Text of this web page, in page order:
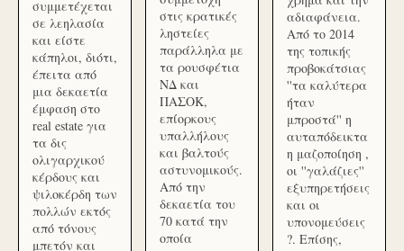
συμμετέχεται
σε λεηλασία
και είστε
κάπηλοι, διότι,
έπειτα από
μια δεκαετία
έμφαση στο
real estate για
τα δις
ολιγαρχικού
κέρδους και
ψιλοκέρδη των
πολλών εκτός
από τόνους
μπετόν και
στις κρατικές
ληστείες
παράλληλα με
τα ρουσφέτια
ΝΔ και
ΠΑΣΟΚ,
επίορκους
υπαλλήλους
και βαλτούς
αστυνομικούς.
Από την
δεκαετία του
70 κατά την
οποία
αδιαφάνεια.
Από το 2014
της τοπικής
προβοκάτσιας
''τα καλύτερα
ήταν
μπροστά'' η
αυταπόδεικτα
η μαζοποίηση ,
οι ''γαλάζιες''
εξυπηρετήσεις
και οι
υπονομεύσεις
?. Επίσης,